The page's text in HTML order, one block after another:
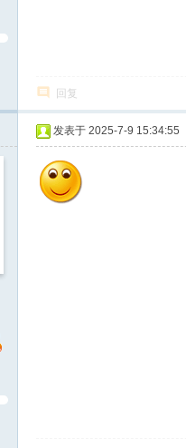
回复
发表于 2025-7-9 15:34:55